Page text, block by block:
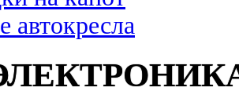
автокресла